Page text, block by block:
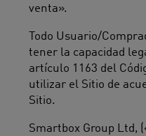
venta».
Todo Usuario/
tener la capacidad
artículo 1163 del
utilizar el Sitio de
Sitio.
Smartbox Group Ltd,